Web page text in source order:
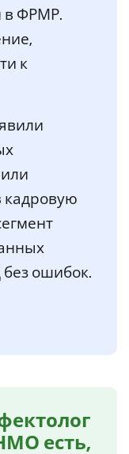
в ФРМР.
к
кадровую
ошибок.
есть,